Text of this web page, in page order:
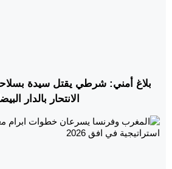
بلاغ أمني: شرطي يقتل سيدة
الانتحار بالدار